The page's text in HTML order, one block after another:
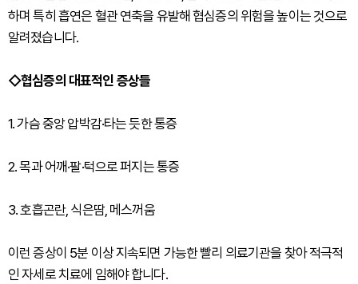
하며 특히 흡연은 혈관 연축을 유발해 협심증의 위험을 높이는 것으로
알려졌습니다.
◇협심증의 대표적인 증상들
1. 가슴 중앙 압박감·타는 듯한 통증
2. 목과 어깨·팔·턱으로 퍼지는 통증
3. 호흡곤란, 식은땀, 메스꺼움
이런 증상이 5분 이상 지속되면 가능한 빨리 의료기관을 찾아 적극적
인 자세로 치료에 임해야 합니다.